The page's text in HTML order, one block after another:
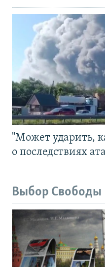
"Может ударить,
о последствиях
Выбор Свободы